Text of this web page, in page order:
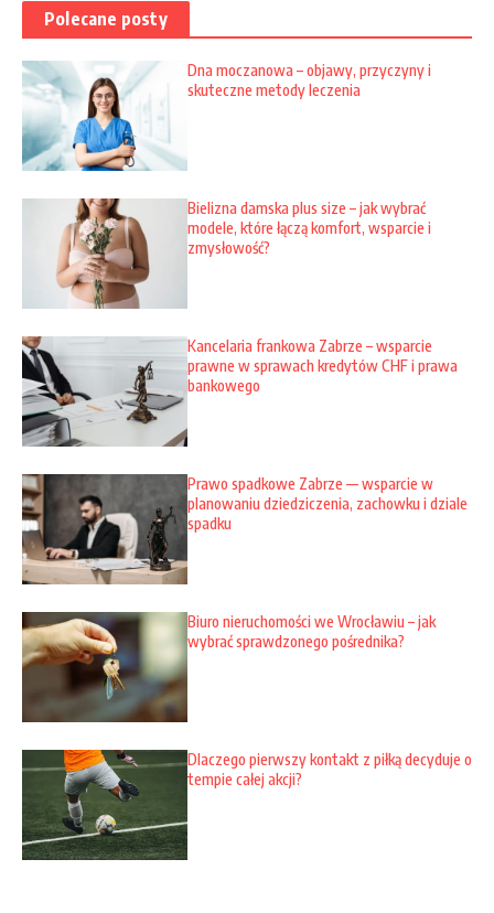
Polecane posty
Dna moczanowa – objawy, przyczyny i
skuteczne metody leczenia
Bielizna damska plus size – jak wybrać
modele, które łączą komfort, wsparcie i
zmysłowość?
Kancelaria frankowa Zabrze – wsparcie
prawne w sprawach kredytów CHF i prawa
bankowego
Prawo spadkowe Zabrze — wsparcie w
planowaniu dziedziczenia, zachowku i dziale
spadku
Biuro nieruchomości we Wrocławiu – jak
wybrać sprawdzonego pośrednika?
Dlaczego pierwszy kontakt z piłką decyduje o
tempie całej akcji?